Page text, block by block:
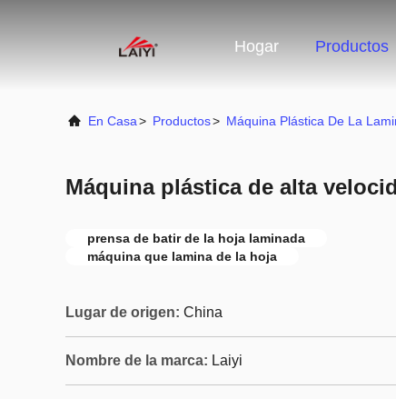
Hogar Productos
En Casa> Productos> Máquina Plástica De La
Máquina plástica de alta
prensa de batir de la hoja laminada
máquina que lamina de la hoja
Lugar de origen: China
Nombre de la marca: Laiyi